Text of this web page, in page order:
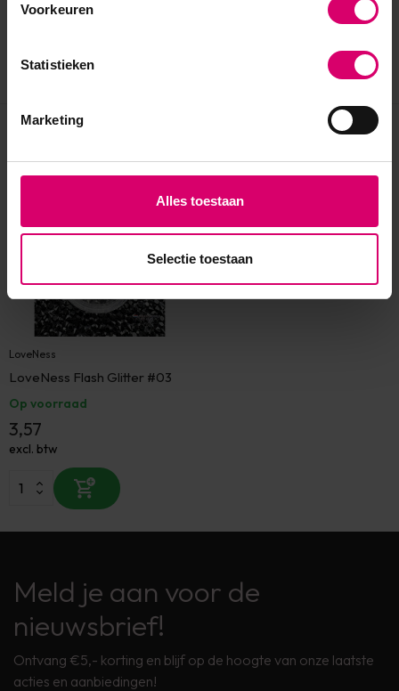
Voorkeuren
Statistieken
Marketing
Alles toestaan
Selectie toestaan
LoveNess
LoveNess Flash Glitter #03
Op voorraad
3,57
excl. btw
Meld je aan voor de
nieuwsbrief!
Ontvang €5,- korting en blijf op de hoogte van onze laatste
acties en aanbiedingen!